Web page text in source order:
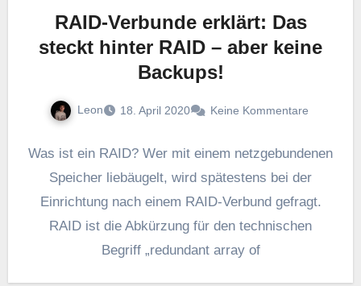
RAID-Verbunde erklärt: Das
steckt hinter RAID – aber keine
Backups!
Leon 18. April 2020 Keine Kommentare
Was ist ein RAID? Wer mit einem netzgebundenen
Speicher liebäugelt, wird spätestens bei der
Einrichtung nach einem RAID-Verbund gefragt.
RAID ist die Abkürzung für den technischen
Begriff „redundant array of